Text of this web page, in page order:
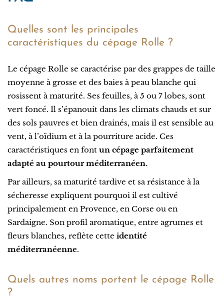
Quelles sont les principales
caractéristiques du cépage Rolle ?
Le cépage Rolle se caractérise par des grappes de taille
moyenne à grosse et des baies à peau blanche qui
rosissent à maturité. Ses feuilles, à 5 ou 7 lobes, sont
vert foncé. Il s’épanouit dans les climats chauds et sur
des sols pauvres et bien drainés, mais il est sensible au
vent, à l’oïdium et à la pourriture acide. Ces
caractéristiques en font un cépage parfaitement
adapté au pourtour méditerranéen.
Par ailleurs, sa maturité tardive et sa résistance à la
sécheresse expliquent pourquoi il est cultivé
principalement en Provence, en Corse ou en
Sardaigne. Son profil aromatique, entre agrumes et
fleurs blanches, reflète cette identité
méditerranéenne.
Quels autres noms portent le cépage Rolle
?